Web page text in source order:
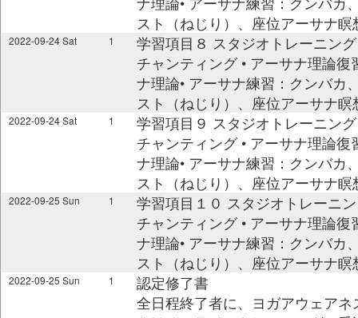
スト（ねじり）、座位アーサナ瞑
2022-09-24 Sat 1
学習項目８ スタジオトレーニン
チャンティング • アーサナ理論
ナ理論• アーサナ練習：クンバカ
スト（ねじり）、座位アーサナ瞑
2022-09-24 Sat 1
学習項目９ スタジオトレーニン
チャンティング • アーサナ理論
ナ理論• アーサナ練習：クンバカ
スト（ねじり）、座位アーサナ瞑
2022-09-25 Sun 1
学習項目１０ スタジオトレーニ
チャンティング • アーサナ理論
ナ理論• アーサナ練習：クンバカ
スト（ねじり）、座位アーサナ
2022-09-25 Sun 1
認定修了書
全日程終了者に、ヨガアウェア